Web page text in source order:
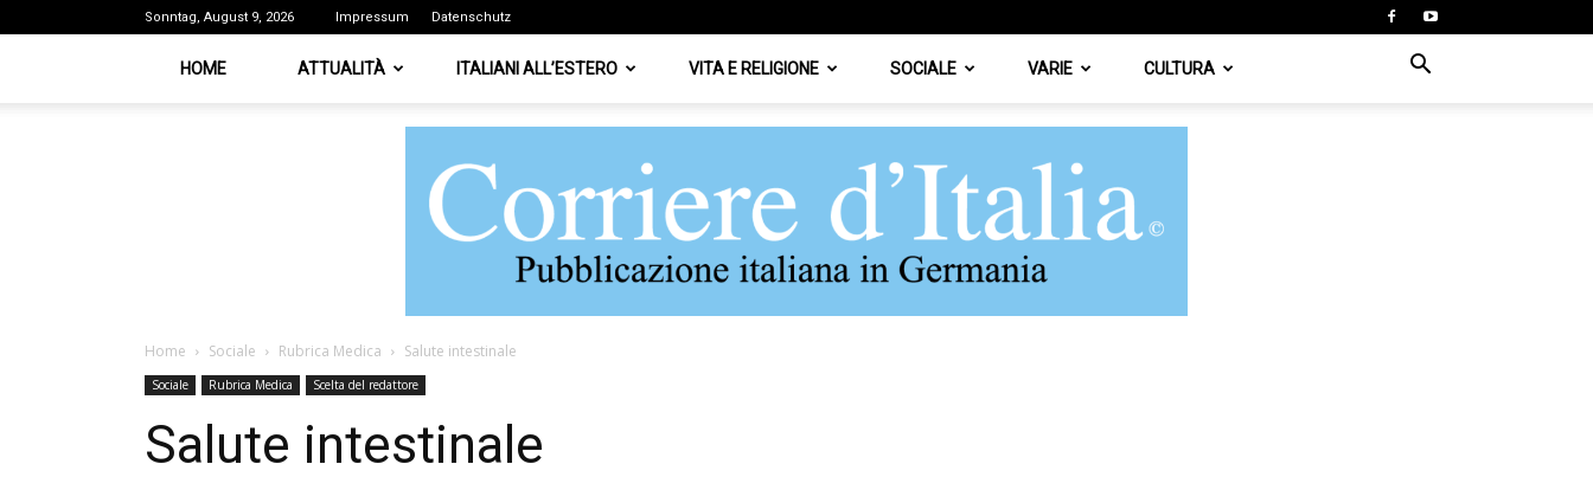
Sonntag, August 9, 2026 Impressum Datenschutz
HOME ATTUALITÀ ITALIANI ALL’ESTERO VITA E RELIGIONE SOCIALE VARIE CULTURA
Home Sociale Rubrica Medica Salute intestinale
Sociale Rubrica Medica Scelta del redattore
Salute intestinale